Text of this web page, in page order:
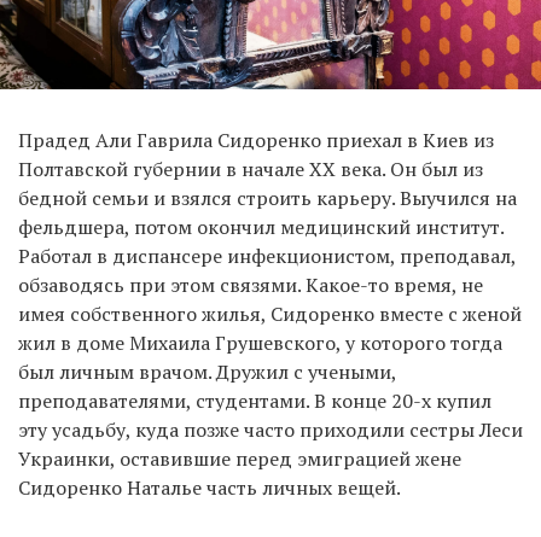
Прадед Али Гаврила Сидоренко приехал в Киев из
Полтавской губернии в начале XX века. Он был из
бедной семьи и взялся строить карьеру. Выучился на
фельдшера, потом окончил медицинский институт.
Работал в диспансере инфекционистом, преподавал,
обзаводясь при этом связями. Какое-то время, не
имея собственного жилья, Сидоренко вместе с женой
жил в доме Михаила Грушевского, у которого тогда
был личным врачом. Дружил с учеными,
преподавателями, студентами. В конце 20-х купил
эту усадьбу, куда позже часто приходили сестры Леси
Украинки, оставившие перед эмиграцией жене
Сидоренко Наталье часть личных вещей.